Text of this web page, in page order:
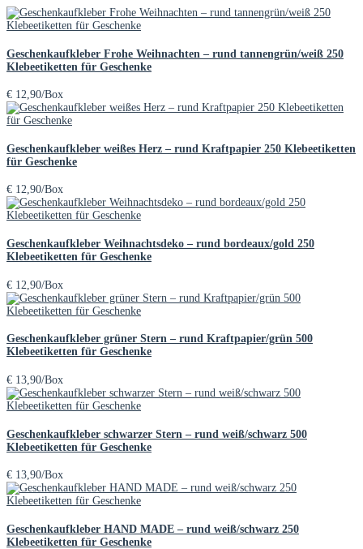
Geschenkaufkleber Frohe Weihnachten – rund tannengrün/weiß 250
Klebeetiketten für Geschenke
€ 12,90/Box
Geschenkaufkleber weißes Herz – rund Kraftpapier 250 Klebeetiketten
für Geschenke
€ 12,90/Box
Geschenkaufkleber Weihnachtsdeko – rund bordeaux/gold 250
Klebeetiketten für Geschenke
€ 12,90/Box
Geschenkaufkleber grüner Stern – rund Kraftpapier/grün 500
Klebeetiketten für Geschenke
€ 13,90/Box
Geschenkaufkleber schwarzer Stern – rund weiß/schwarz 500
Klebeetiketten für Geschenke
€ 13,90/Box
Geschenkaufkleber HAND MADE – rund weiß/schwarz 250
Klebeetiketten für Geschenke